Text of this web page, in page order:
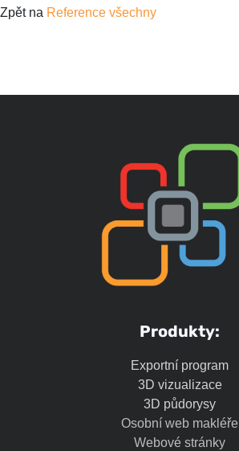
Zpět na Reference všechny
Produkty:
Exportní program
3D vizualizace
3D půdorysy
Osobní web makléře
Webové stránky